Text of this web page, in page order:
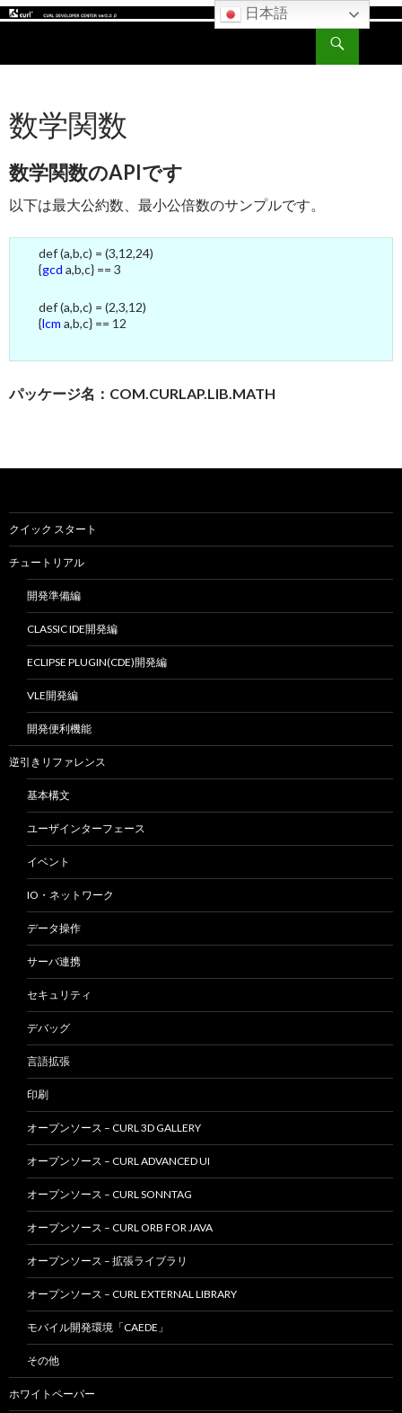
ン
ツ
ス
ッ
数学関数
数学関数のAPIです
以下は最大公約数、最小公倍数のサンプルです。
def (a,b,c) = (3,12,24)
{gcd a,b,c} == 3
def (a,b,c) = (2,3,12)
{lcm a,b,c} == 12
パッケージ名：COM.CURLAP.LIB.MATH
クイック スタート
チュートリアル
開発準備編
CLASSIC IDE開発編
ECLIPSE PLUGIN(CDE)開発編
VLE開発編
開発便利機能
逆引きリファレンス
基本構文
ユーザインターフェース
イベント
IO・ネットワーク
データ操作
サーバ連携
セキュリティ
デバッグ
言語拡張
印刷
オープンソース – CURL 3D GALLERY
オープンソース – CURL ADVANCED UI
オープンソース – CURL SONNTAG
オープンソース – CURL ORB FOR JAVA
オープンソース – 拡張ライブラリ
オープンソース – CURL EXTERNAL LIBRARY
モバイル開発環境「CAEDE」
その他
ホワイトペーパー
日本語